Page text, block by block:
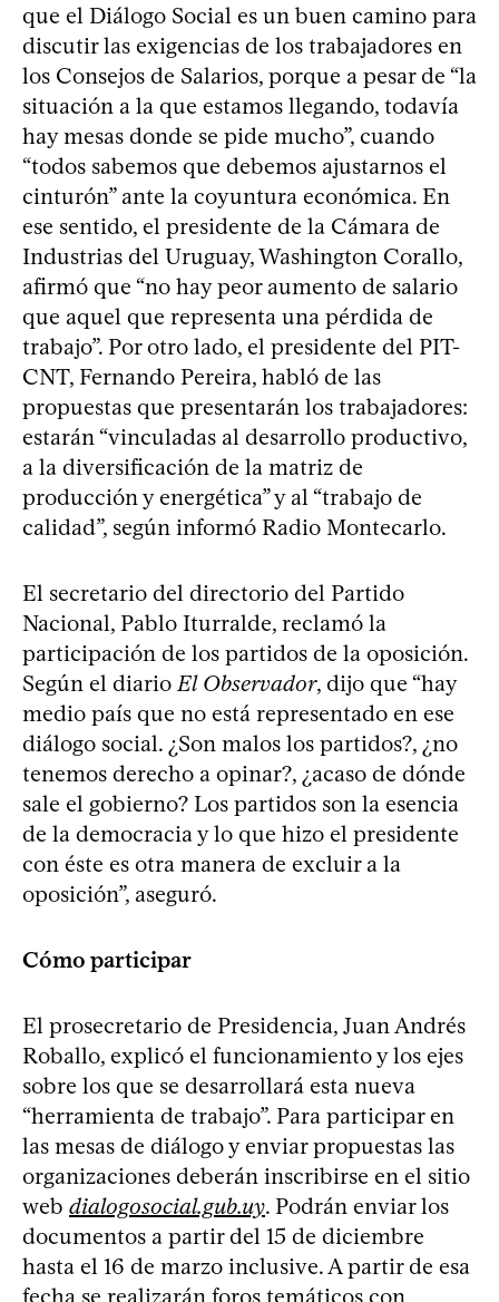
que el Diálogo Social es un buen camino para
discutir las exigencias de los trabajadores en
los Consejos de Salarios, porque a pesar de “la
situación a la que estamos llegando, todavía
hay mesas donde se pide mucho”, cuando
“todos sabemos que debemos ajustarnos el
cinturón” ante la coyuntura económica. En
ese sentido, el presidente de la Cámara de
Industrias del Uruguay, Washington Corallo,
afirmó que “no hay peor aumento de salario
que aquel que representa una pérdida de
trabajo”. Por otro lado, el presidente del PIT-
CNT, Fernando Pereira, habló de las
propuestas que presentarán los trabajadores:
estarán “vinculadas al desarrollo productivo,
a la diversificación de la matriz de
producción y energética” y al “trabajo de
calidad”, según informó Radio Montecarlo.
El secretario del directorio del Partido
Nacional, Pablo Iturralde, reclamó la
participación de los partidos de la oposición.
Según el diarioEl Observador, dijo que “hay
medio país que no está representado en ese
diálogo social. ¿Son malos los partidos?, ¿no
tenemos derecho a opinar?, ¿acaso de dónde
sale el gobierno? Los partidos son la esencia
de la democracia y lo que hizo el presidente
con éste es otra manera de excluir a la
oposición”, aseguró.
Cómo participar
El prosecretario de Presidencia, Juan Andrés
Roballo, explicó el funcionamiento y los ejes
sobre los que se desarrollará esta nueva
“herramienta de trabajo”. Para participar en
las mesas de diálogo y enviar propuestas las
organizaciones deberán inscribirse en el sitio
web dialogosocial.gub.uy. Podrán enviar los
documentos a partir del 15 de diciembre
hasta el 16 de marzo inclusive. A partir de esa
fecha se realizarán foros temáticos con